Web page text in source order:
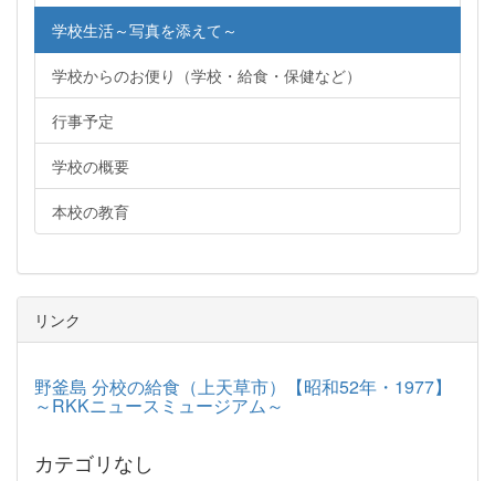
学校生活～写真を添えて～
学校からのお便り（学校・給食・保健など）
行事予定
学校の概要
本校の教育
リンク
野釜島 分校の給食（上天草市）【昭和52年・1977】
～RKKニュースミュージアム～
カテゴリなし